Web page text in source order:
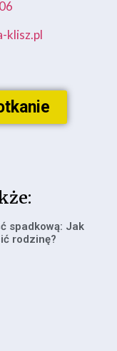
klisz.pl
spadkową: Jak
rodzinę?